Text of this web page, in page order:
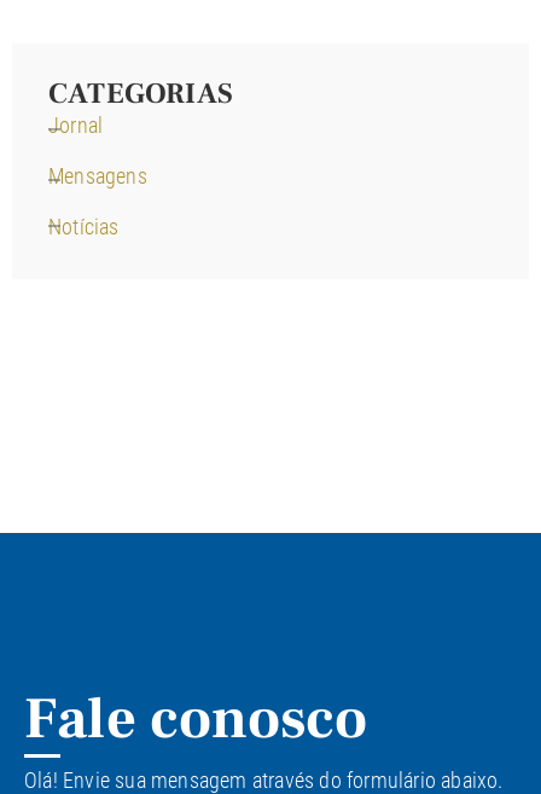
CATEGORIAS
Jornal
Mensagens
Notícias
Fale conosco
Olá! Envie sua mensagem através do formulário abaixo.